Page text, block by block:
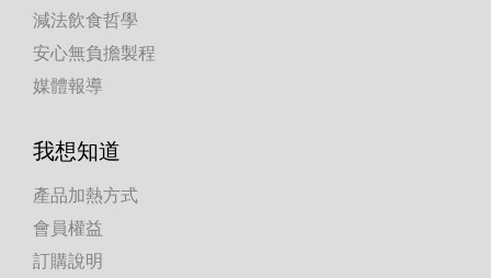
減法飲食哲學
安心無負擔製程
媒體報導
我想知道
產品加熱方式
會員權益
訂購說明